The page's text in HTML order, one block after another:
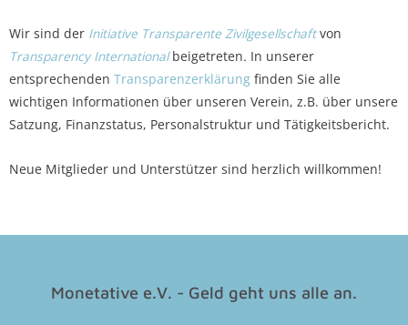
Wir sind der Initiative Transparente Zivilgesellschaftvon
Transparency International beigetreten. In unserer
entsprechenden Transparenzerklärung finden Sie alle
wichtigen Informationen über unseren Verein, z.B. über unsere
Satzung, Finanzstatus, Personalstruktur und Tätigkeitsbericht.
Neue Mitglieder und Unterstützer sind herzlich willkommen!
Monetative e.V. - Geld geht uns alle an.